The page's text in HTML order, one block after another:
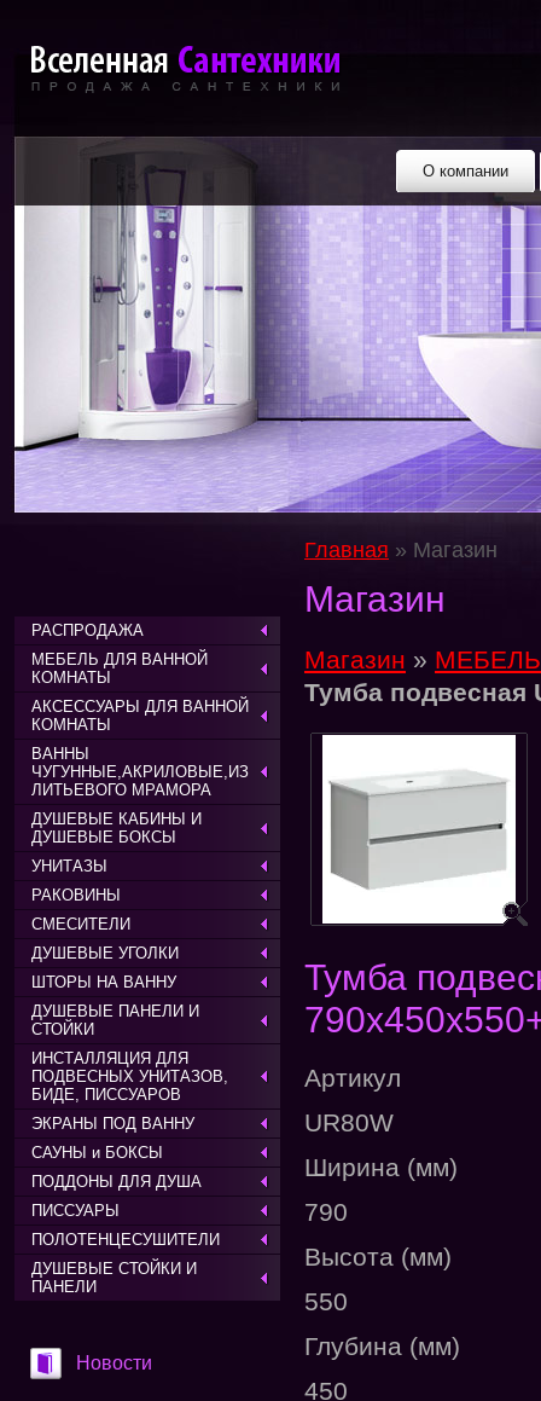
О компании
РАСПРОДАЖА
МЕБЕЛЬ ДЛЯ ВАННОЙ
КОМНАТЫ
АКСЕССУАРЫ ДЛЯ ВАННОЙ
КОМНАТЫ
ВАННЫ
ЧУГУННЫЕ,АКРИЛОВЫЕ,ИЗ
ЛИТЬЕВОГО МРАМОРА
ДУШЕВЫЕ КАБИНЫ И
ДУШЕВЫЕ БОКСЫ
УНИТАЗЫ
РАКОВИНЫ
СМЕСИТЕЛИ
ДУШЕВЫЕ УГОЛКИ
ШТОРЫ НА ВАННУ
ДУШЕВЫЕ ПАНЕЛИ И
СТОЙКИ
ИНСТАЛЛЯЦИЯ ДЛЯ
ПОДВЕСНЫХ УНИТАЗОВ,
БИДЕ, ПИССУАРОВ
ЭКРАНЫ ПОД ВАННУ
САУНЫ и БОКСЫ
ПОДДОНЫ ДЛЯ ДУША
ПИССУАРЫ
ПОЛОТЕНЦЕСУШИТЕЛИ
ДУШЕВЫЕ СТОЙКИ И
ПАНЕЛИ
Новости
Главная » Магазин
Магазин
Магазин »
Тумба подвесная
Тумба
Артикул
UR80W
Ширина (мм)
790
Высота (мм)
550
Глубина (мм)
450